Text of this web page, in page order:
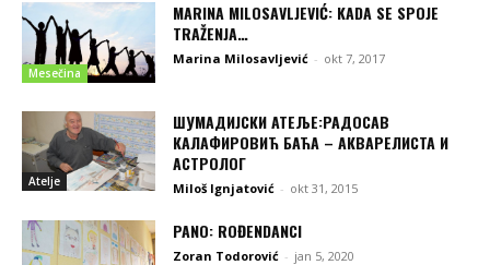
Mesečina
MARINA MILOSAVLJEVIĆ: KADA SE SPOJE
TRAŽENJA…
Marina Milosavljević - okt 7, 2017
Atelje
ШУМАДИЈСКИ АТЕЉЕ:РАДОСАВ
КАЛАФИРОВИЋ БАЋА – АКВАРЕЛИСТА И
АСТРОЛОГ
Miloš Ignjatović - okt 31, 2015
PANO: ROĐENDANCI
Zoran Todorović - jan 5, 2020